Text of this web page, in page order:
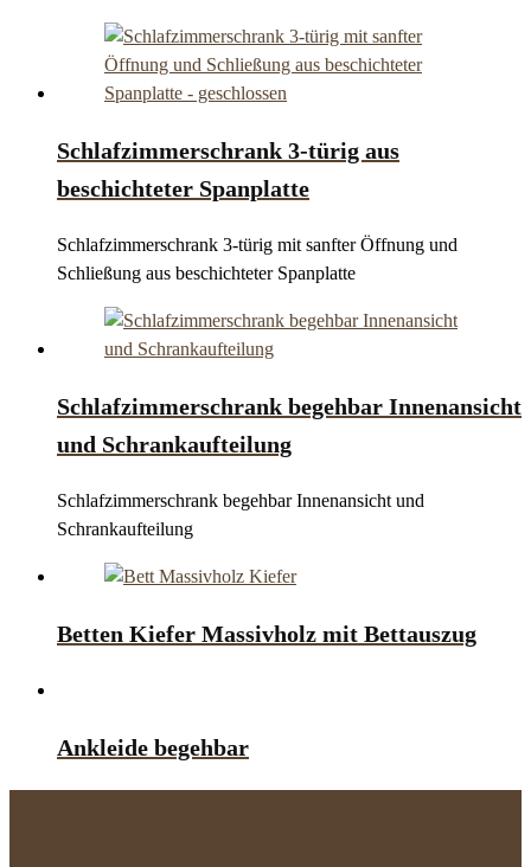
Schlafzimmerschrank 3-türig aus
beschichteter Spanplatte
Schlafzimmerschrank 3-türig mit sanfter Öffnung und
Schließung aus beschichteter Spanplatte
Schlafzimmerschrank begehbar Innenansicht
und Schrankaufteilung
Schlafzimmerschrank begehbar Innenansicht und
Schrankaufteilung
Betten Kiefer Massivholz mit Bettauszug
Ankleide begehbar